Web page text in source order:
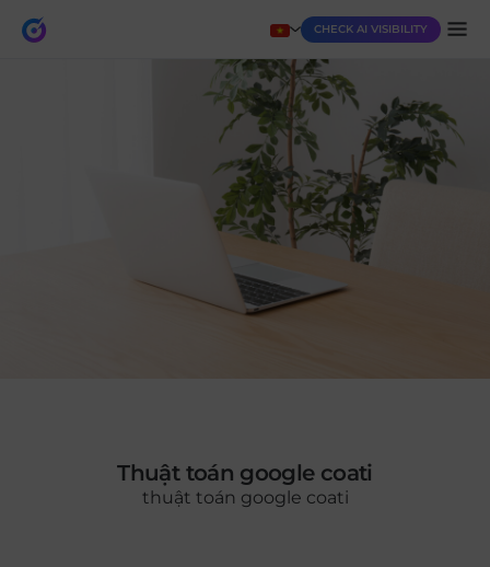
CHECK AI VISIBILITY
thuật toán google coati
thuật toán google coati